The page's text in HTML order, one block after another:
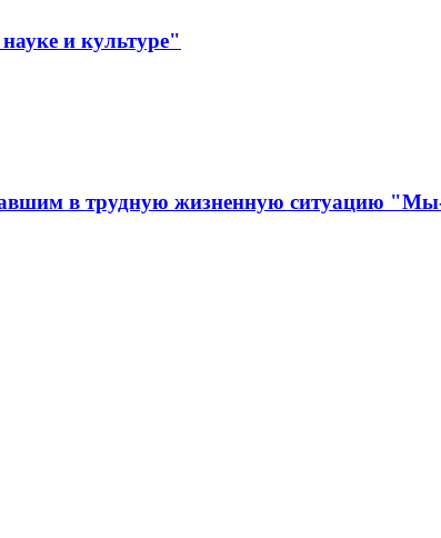
и культуре"
в трудную жизненную ситуацию